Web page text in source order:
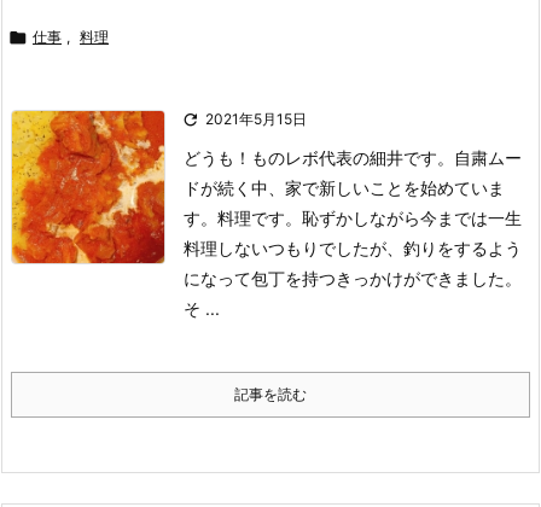
 仕事 , 料理
 2021年5月15日
どうも！ものレボ代表の細井です。
自粛ムー
ドが続く中、家で新しいことを始めていま
す。料理です。 恥ずかしながら今までは一生
料理しないつもりでしたが、釣りをするよう
になって包丁を持つきっかけができました。
そ ...
記事を読む